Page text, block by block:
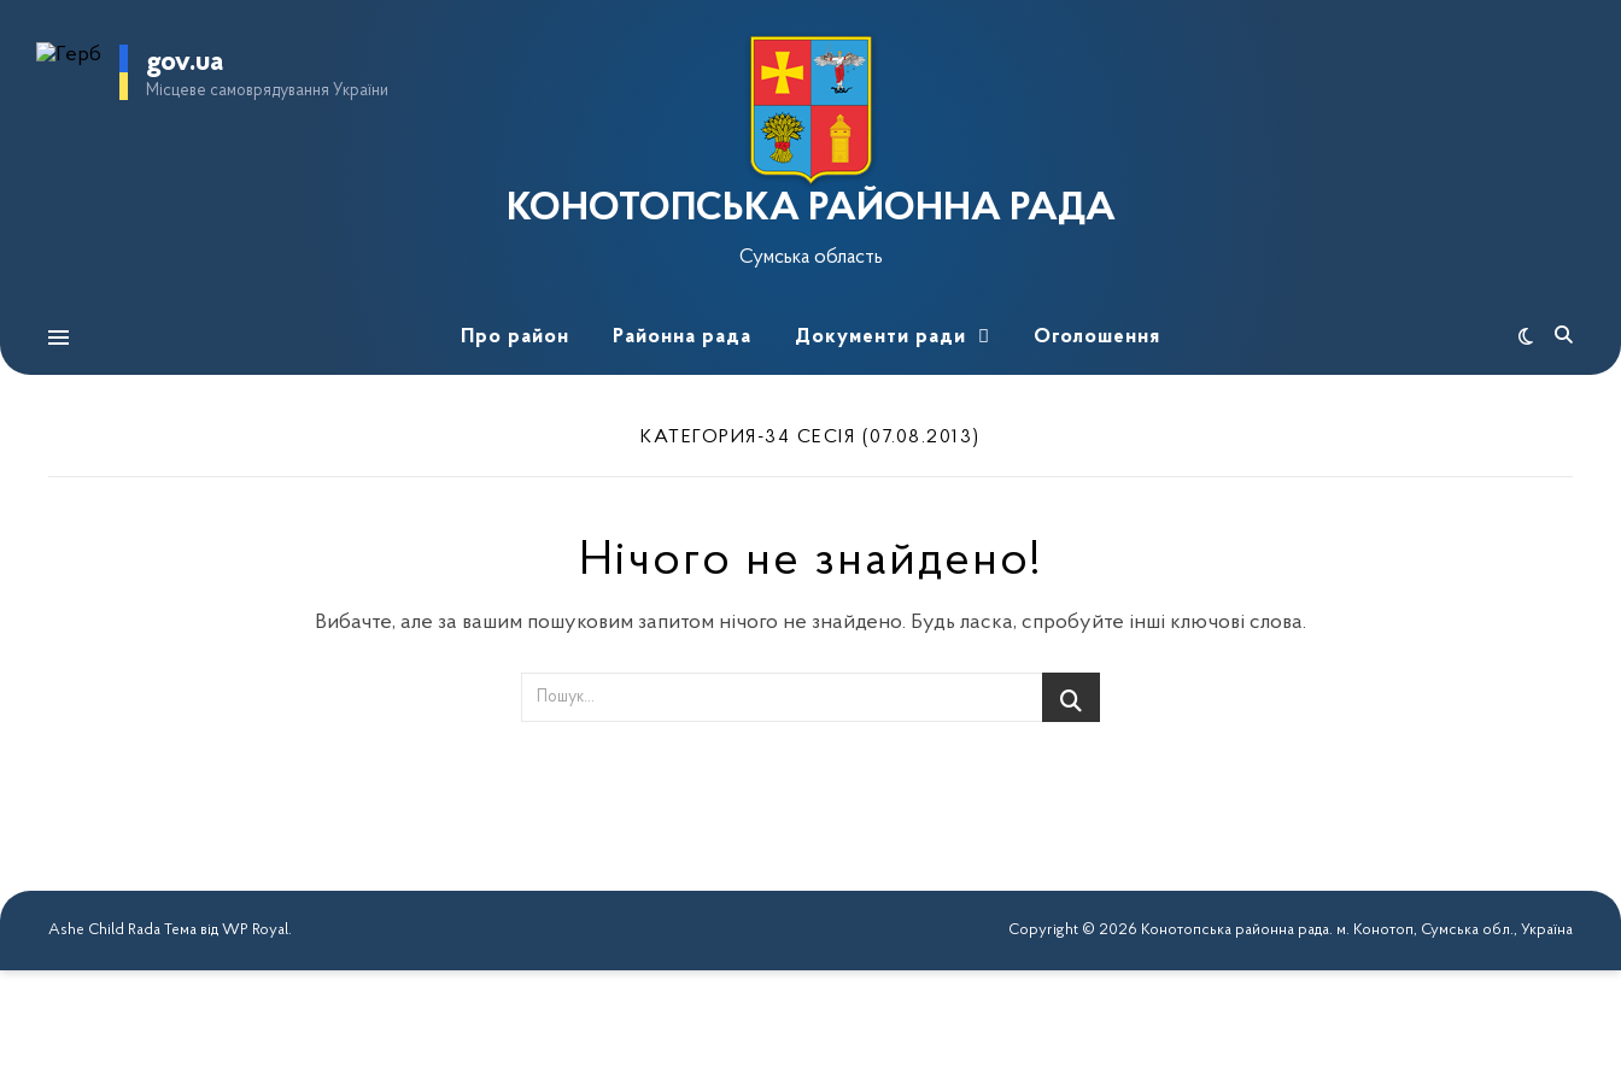
gov.ua
Місцеве самоврядування України
КОНОТОПСЬКА РАЙОННА РАДА
Сумська область
Про район Районна рада Документи ради Оголошення
КАТЕГОРИЯ-34 СЕСІЯ (07.08.2013)
Нічого не знайдено!
Вибачте, але за вашим пошуковим запитом нічого не знайдено. Будь ласка, спробуйте інші ключові слова.
Copyright © 2026 Конотопська районна рада. м. Конотоп, Сумська обл., Україна
Ashe Child Rada Тема від WP Royal.